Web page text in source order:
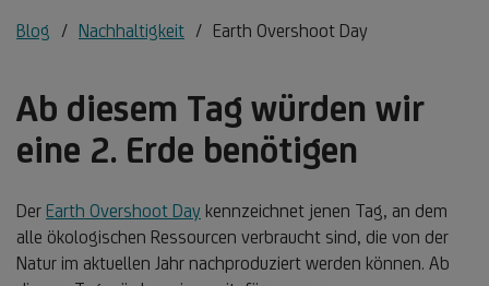
Blog Nachhaltigkeit Earth Overshoot Day
Ab diesem Tag würden wir
eine 2. Erde benötigen
Der Earth Overshoot Day kennzeichnet jenen Tag, an dem
alle ökologischen Ressourcen verbraucht sind, die von der
Natur im aktuellen Jahr nachproduziert werden können. Ab